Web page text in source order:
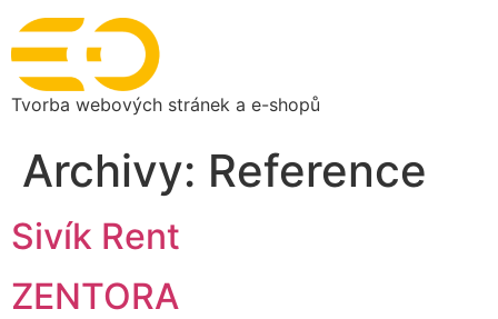
Tvorba webových stránek a e-shopů
Archivy: Reference
Sivík Rent
ZENTORA